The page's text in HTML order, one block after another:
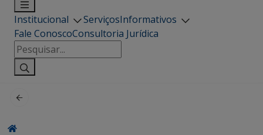
Institucional ServiçosInformativos
Fale ConoscoConsultoria Jurídica
Pesquisar
por: